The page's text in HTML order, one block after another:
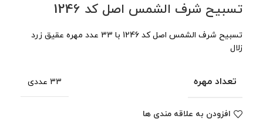
تسبیح شرف الشمس اصل کد 1246
تسبیح شرف الشمس اصل کد 1246 با 33 عدد مهره عقیق زرد
زلال
تعداد مهره 33 عددی
افزودن به علاقه مندی ها